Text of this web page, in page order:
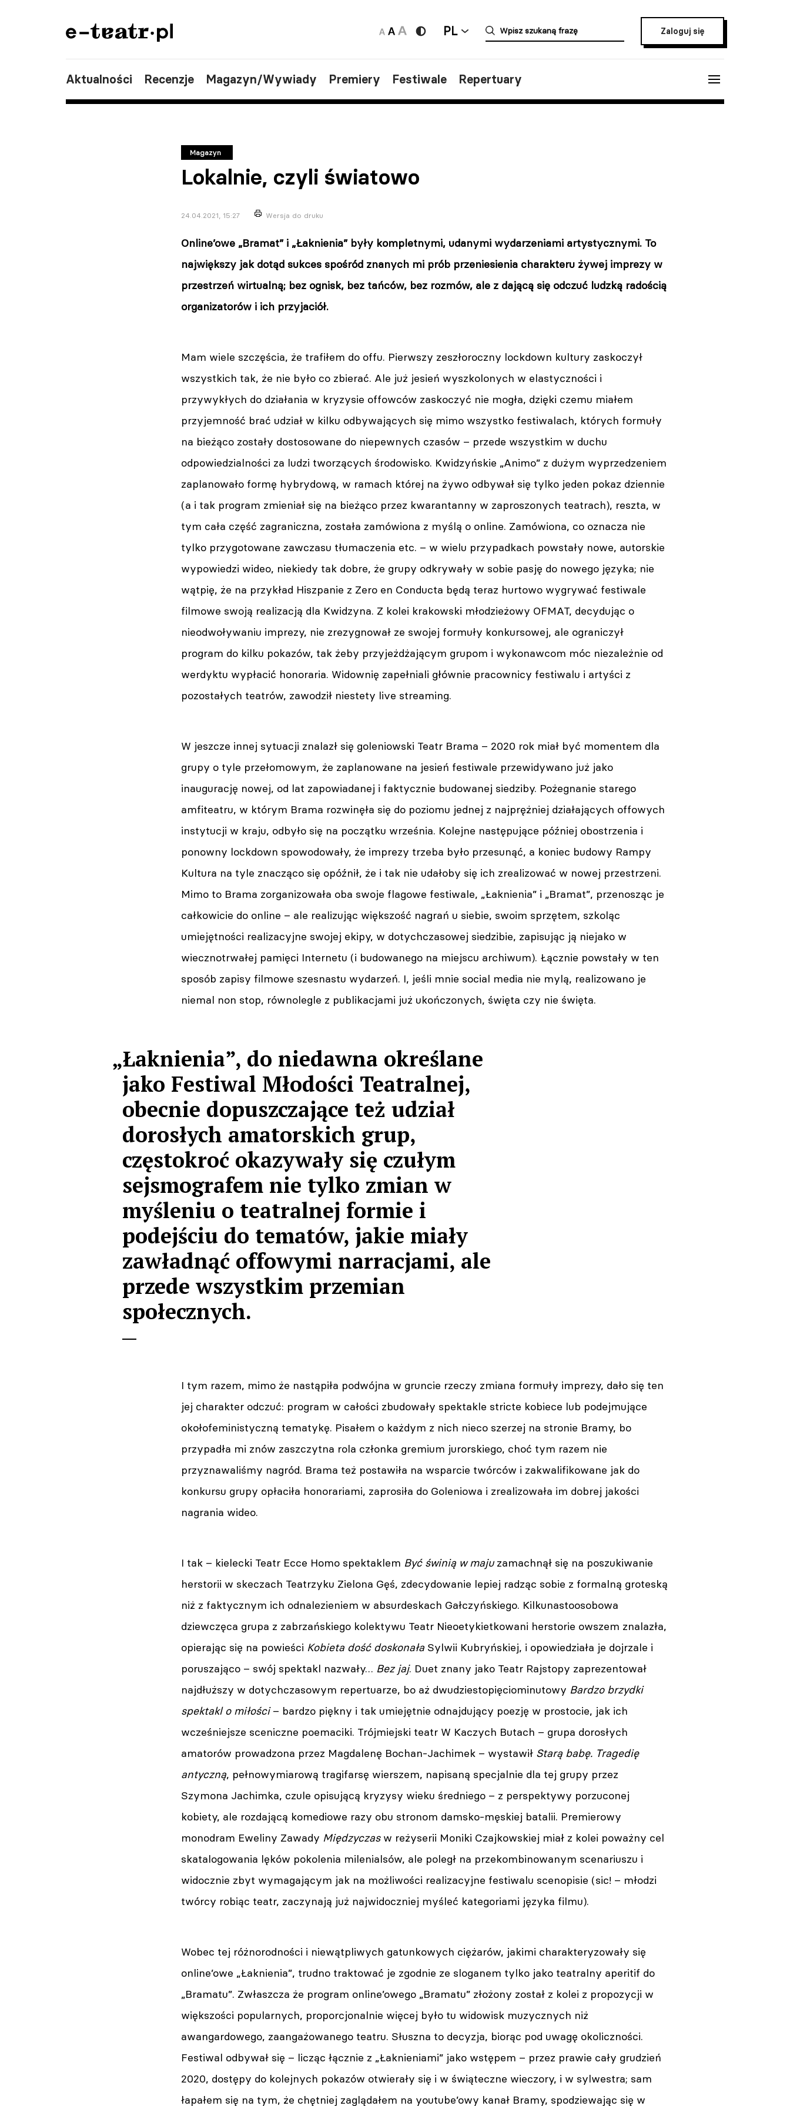
PL Zaloguj się
Aktualności Recenzje Magazyn/Wywiady Premiery Festiwale Repertuary
Magazyn
Lokalnie, czyli światowo
24.04.2021, 15:27 Wersja do druku
Online’owe „Bramat” i „Łaknienia” były kompletnymi, udanymi wydarzeniami artystycznymi. To
największy jak dotąd sukces spośród znanych mi prób przeniesienia charakteru żywej imprezy w
przestrzeń wirtualną; bez ognisk, bez tańców, bez rozmów, ale z dającą się odczuć ludzką radością
organizatorów i ich przyjaciół.
Mam wiele szczęścia, że trafiłem do offu. Pierwszy zeszłoroczny lockdown kultury zaskoczył
wszystkich tak, że nie było co zbierać. Ale już jesień wyszkolonych w elastyczności i
przywykłych do działania w kryzysie offowców zaskoczyć nie mogła, dzięki czemu miałem
przyjemność brać udział w kilku odbywających się mimo wszystko festiwalach, których formuły
na bieżąco zostały dostosowane do niepewnych czasów – przede wszystkim w duchu
odpowiedzialności za ludzi tworzących środowisko. Kwidzyńskie „Animo” z dużym wyprzedzeniem
zaplanowało formę hybrydową, w ramach której na żywo odbywał się tylko jeden pokaz dziennie
(a i tak program zmieniał się na bieżąco przez kwarantanny w zaproszonych teatrach), reszta, w
tym cała część zagraniczna, została zamówiona z myślą o online. Zamówiona, co oznacza nie
tylko przygotowane zawczasu tłumaczenia etc. – w wielu przypadkach powstały nowe, autorskie
wypowiedzi wideo, niekiedy tak dobre, że grupy odkrywały w sobie pasję do nowego języka; nie
wątpię, że na przykład Hiszpanie z Zero en Conducta będą teraz hurtowo wygrywać festiwale
filmowe swoją realizacją dla Kwidzyna. Z kolei krakowski młodzieżowy OFMAT, decydując o
nieodwoływaniu imprezy, nie zrezygnował ze swojej formuły konkursowej, ale ograniczył
program do kilku pokazów, tak żeby przyjeżdżającym grupom i wykonawcom móc niezależnie od
werdyktu wypłacić honoraria. Widownię zapełniali głównie pracownicy festiwalu i artyści z
pozostałych teatrów, zawodził niestety live streaming.
W jeszcze innej sytuacji znalazł się goleniowski Teatr Brama – 2020 rok miał być momentem dla
grupy o tyle przełomowym, że zaplanowane na jesień festiwale przewidywano już jako
inaugurację nowej, od lat zapowiadanej i faktycznie budowanej siedziby. Pożegnanie starego
amfiteatru, w którym Brama rozwinęła się do poziomu jednej z najprężniej działających offowych
instytucji w kraju, odbyło się na początku września. Kolejne następujące później obostrzenia i
ponowny lockdown spowodowały, że imprezy trzeba było przesunąć, a koniec budowy Rampy
Kultura na tyle znacząco się opóźnił, że i tak nie udałoby się ich zrealizować w nowej przestrzeni.
Mimo to Brama zorganizowała oba swoje flagowe festiwale, „Łaknienia” i „Bramat”, przenosząc je
całkowicie do online – ale realizując większość nagrań u siebie, swoim sprzętem, szkoląc
umiejętności realizacyjne swojej ekipy, w dotychczasowej siedzibie, zapisując ją niejako w
wiecznotrwałej pamięci Internetu (i budowanego na miejscu archiwum). Łącznie powstały w ten
sposób zapisy filmowe szesnastu wydarzeń. I, jeśli mnie social media nie mylą, realizowano je
niemal non stop, równolegle z publikacjami już ukończonych, święta czy nie święta.
„Łaknienia”, do niedawna określane
jako Festiwal Młodości Teatralnej,
obecnie dopuszczające też udział
dorosłych amatorskich grup,
częstokroć okazywały się czułym
sejsmografem nie tylko zmian w
myśleniu o teatralnej formie i
podejściu do tematów, jakie miały
zawładnąć offowymi narracjami, ale
przede wszystkim przemian
społecznych.
I tym razem, mimo że nastąpiła podwójna w gruncie rzeczy zmiana formuły imprezy, dało się ten
jej charakter odczuć: program w całości zbudowały spektakle stricte kobiece lub podejmujące
okołofeministyczną tematykę. Pisałem o każdym z nich nieco szerzej na stronie Bramy, bo
przypadła mi znów zaszczytna rola członka gremium jurorskiego, choć tym razem nie
przyznawaliśmy nagród. Brama też postawiła na wsparcie twórców i zakwalifikowane jak do
konkursu grupy opłaciła honorariami, zaprosiła do Goleniowa i zrealizowała im dobrej jakości
nagrania wideo.
I tak – kielecki Teatr Ecce Homo spektaklem Być świnią w majuzamachnął się na poszukiwanie
herstorii w skeczach Teatrzyku Zielona Gęś, zdecydowanie lepiej radząc sobie z formalną groteską
niż z faktycznym ich odnalezieniem w absurdeskach Gałczyńskiego. Kilkunastoosobowa
dziewczęca grupa z zabrzańskiego kolektywu Teatr Nieoetykietkowani herstorie owszem znalazła,
opierając się na powieści Kobieta dość doskonała Sylwii Kubryńskiej, i opowiedziała je dojrzale i
poruszająco – swój spektakl nazwały… Bez jaj. Duet znany jako Teatr Rajstopy zaprezentował
najdłuższy w dotychczasowym repertuarze, bo aż dwudziestopięciominutowy Bardzo brzydki
spektakl o miłości– bardzo piękny i tak umiejętnie odnajdujący poezję w prostocie, jak ich
wcześniejsze sceniczne poemaciki. Trójmiejski teatr W Kaczych Butach – grupa dorosłych
amatorów prowadzona przez Magdalenę Bochan-Jachimek – wystawił Starą babę. Tragedię
antyczną, pełnowymiarową tragifarsę wierszem, napisaną specjalnie dla tej grupy przez
Szymona Jachimka, czule opisującą kryzysy wieku średniego – z perspektywy porzuconej
kobiety, ale rozdającą komediowe razy obu stronom damsko-męskiej batalii. Premierowy
monodram Eweliny Zawady Międzyczasw reżyserii Moniki Czajkowskiej miał z kolei poważny cel
skatalogowania lęków pokolenia milenialsów, ale poległ na przekombinowanym scenariuszu i
widocznie zbyt wymagającym jak na możliwości realizacyjne festiwalu scenopisie (sic! – młodzi
twórcy robiąc teatr, zaczynają już najwidoczniej myśleć kategoriami języka filmu).
Wobec tej różnorodności i niewątpliwych gatunkowych ciężarów, jakimi charakteryzowały się
online’owe „Łaknienia”, trudno traktować je zgodnie ze sloganem tylko jako teatralny aperitif do
„Bramatu”. Zwłaszcza że program online’owego „Bramatu” złożony został z kolei z propozycji w
większości popularnych, proporcjonalnie więcej było tu widowisk muzycznych niż
awangardowego, zaangażowanego teatru. Słuszna to decyzja, biorąc pod uwagę okoliczności.
Festiwal odbywał się – licząc łącznie z „Łaknieniami” jako wstępem – przez prawie cały grudzień
2020, dostępy do kolejnych pokazów otwierały się i w świąteczne wieczory, i w sylwestra; sam
łapałem się na tym, że chętniej zaglądałem na youtube’owy kanał Bramy, spodziewając się w